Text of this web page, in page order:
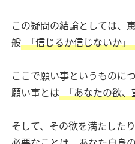
この疑問の結論としては、
般 「信じるか信じないか」
ここで願い事というものに
願い事とは 「あなたの欲、
そして、その欲を満たした